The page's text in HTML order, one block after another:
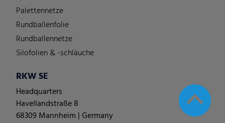
Palettennetze
Rundballenfolie
Rundballennetze
Silofolien & -schläuche
RKW SE
Headquarters
Havellandstraße 8
68309 Mannheim | Germany